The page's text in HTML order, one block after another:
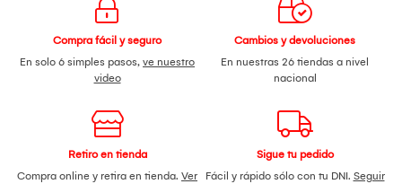
Compra fácil y seguro
En solo 6 simples pasos, ve nuestro
video
Cambios y devoluciones
En nuestras 26 tiendas a nivel
nacional
Retiro en tienda
Compra online y retira en tienda. Ver
Sigue tu pedido
Fácil y rápido sólo con tu DNI. Seguir